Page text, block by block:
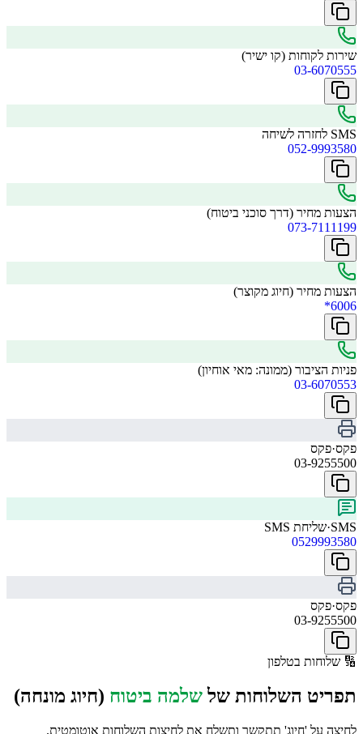
שירות לקוחות (קו ישיר)
03-6070555
SMS לחזרה לשיחה
052-9993580
הצעות מחיר (דרך סוכני ביטוח)
073-7111199
הצעות מחיר (חיוג מקוצר)
*6006
פניות הציבור (ממונה: מאי אוחיון)
03-6070553
פקס·פקס
03-9255500
SMS
·שליחת SMS
0529993580
פקס·פקס
03-9255500
🔢 שלוחות בטלפון
תפריט השלוחות של שלמה ביטוח (חיוג מונחה)
לחיצה על 'חיוג' תתקשר ותשלח את לחיצות השלוחות אוטומטית.